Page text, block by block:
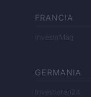
FRANCIA
InvestirMag
GERMANIA
Investieren24